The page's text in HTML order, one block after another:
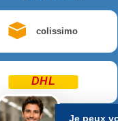
colissimo
DHL
Je peux